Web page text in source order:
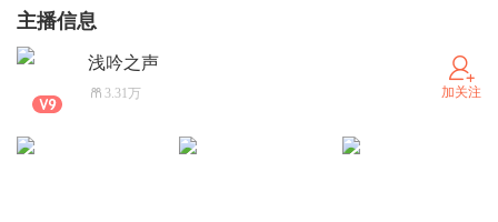
主播信息
浅吟之声
3.31万 加关注